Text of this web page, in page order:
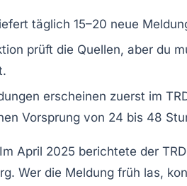
täglich 15–20 neue
prüft die Quellen, aber du
erscheinen zuerst im
Vorsprung von 24 bis 48
April 2025 berichtete der
Wer die Meldung früh las,